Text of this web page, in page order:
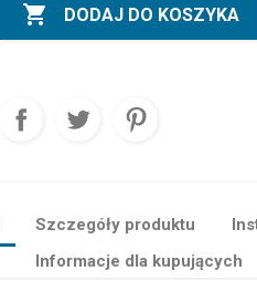
 DODAJ DO KOSZYKA
Szczegóły produktu
Informacje dla kupujących